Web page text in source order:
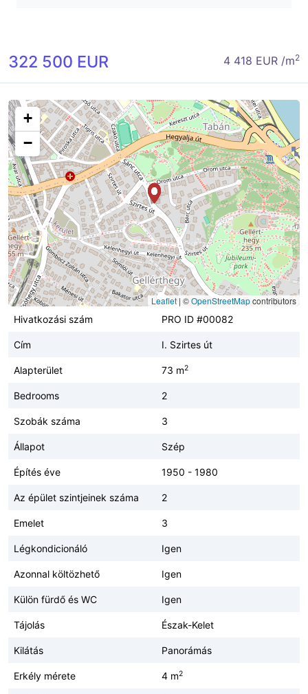
322 500 EUR 4 418 EUR /m2
+
−
Leaflet | ©OpenStreetMapcontributors
Hivatkozási szám
PRO ID #00082
Cím I. Szirtes út
Alapterület 73 m2
Bedrooms 2
Szobák száma 3
Állapot Szép
Építés éve 1950 - 1980
Az épület szintjeinek száma 2
Emelet 3
Légkondicionáló Igen
Azonnal költözhető Igen
Külön fürdő és WC Igen
Tájolás Észak-Kelet
Kilátás Panorámás
Erkély mérete 4 m2